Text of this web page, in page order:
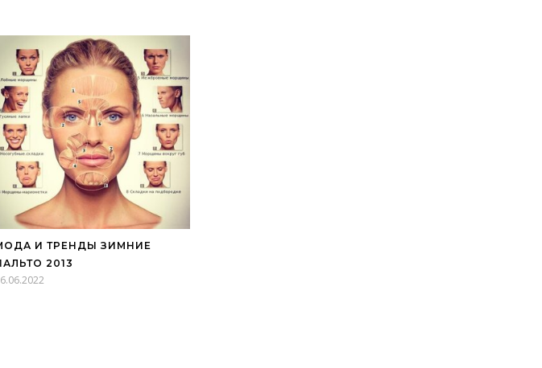
И ТРЕНДЫ ЗИМНИЕ
2013